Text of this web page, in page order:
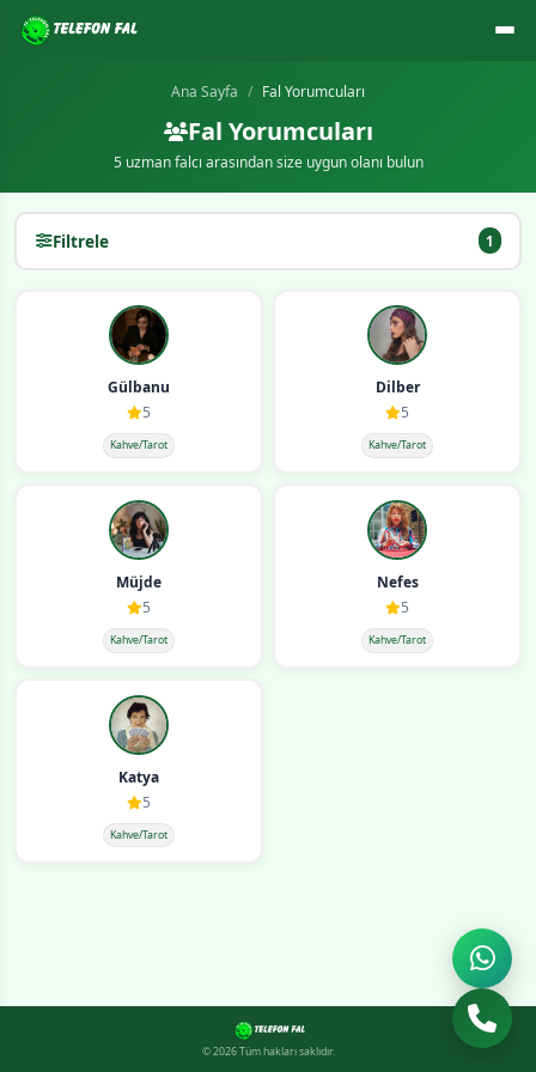
Ana Sayfa Fal Yorumcuları
Fal Yorumcuları
5 uzman falcı arasından size uygun olanı bulun
Filtrele 1
Gülbanu
5
Kahve/Tarot
Dilber
5
Kahve/Tarot
Müjde
5
Kahve/Tarot
Nefes
5
Kahve/Tarot
Katya
5
Kahve/Tarot
© 2026 Tüm hakları saklıdır.